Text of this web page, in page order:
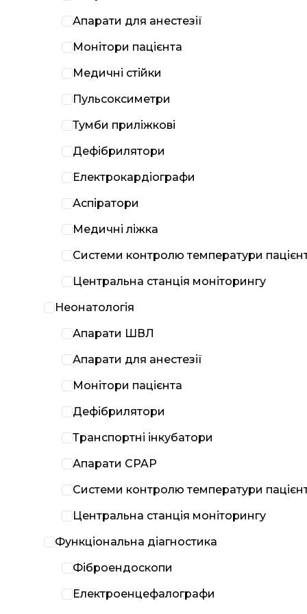
Апарати для анестезії
Монітори пацієнта
Медичні стійки
Пульсоксиметри
Тумби приліжкові
Дефібрилятори
Електрокардіографи
Аспіратори
Медичні ліжка
Системи контролю температури
Центральна станція моніторингу
Неонатологія
Апарати ШВЛ
Апарати для анестезії
Монітори пацієнта
Дефібрилятори
Транспортні інкубатори
Апарати CPAP
Системи контролю температури
Центральна станція моніторингу
Функціональна діагностика
Фіброендоскопи
Електроенцефалографи